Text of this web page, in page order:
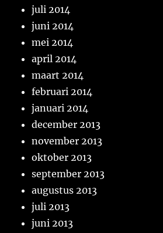
juli 2014
juni 2014
mei 2014
april 2014
maart 2014
februari 2014
januari 2014
december 2013
november 2013
oktober 2013
september 2013
augustus 2013
juli 2013
juni 2013